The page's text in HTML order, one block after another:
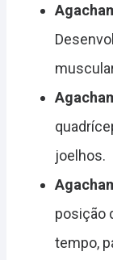
joelhos.
posição
tempo,